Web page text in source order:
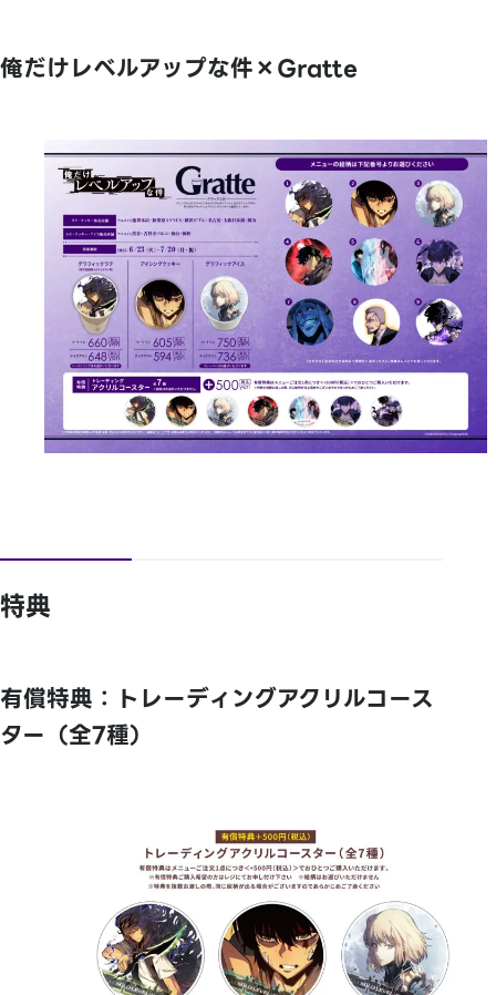
俺だけレベルアップな件×Gratte
特典
有償特典：トレーディングアクリルコース
ター（全7種）